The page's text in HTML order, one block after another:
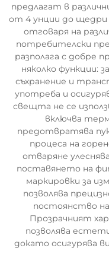
предлагат в
от 4 унции до щедри
отговаря на
потребителски
разполага с добре
няколко функции:
съхранение и
употреба и
свещта не се
включва
предотвратява
процеса на
отваряне
поставянето на
маркировки за
позволява
постоянство
Прозрачният
позволява
докато осигурява